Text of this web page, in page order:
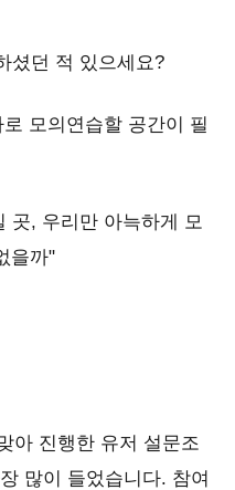
셨던 적 있으세요?
모의연습할 공간이 필
곳, 우리만 아늑하게 모
을까"
아 진행한 유저 설문조
많이 들었습니다. 참여